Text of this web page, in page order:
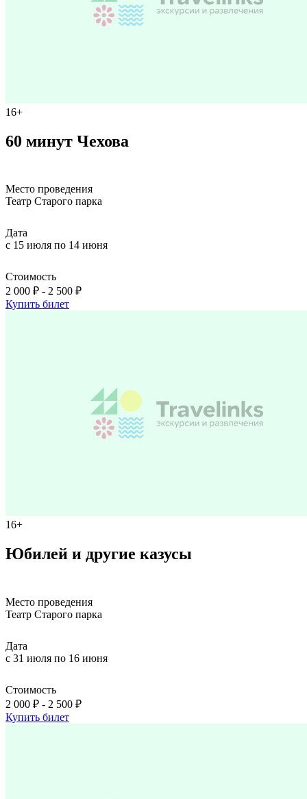
16+
60 минут Чехова
Место проведения
Театр Старого паркa
Дата
с 15 июля по 14 июня
Стоимость
2 000 ₽ - 2 500 ₽
Купить билет
16+
Юбилей и другие казусы
Место проведения
Театр Старого паркa
Дата
с 31 июля по 16 июня
Стоимость
2 000 ₽ - 2 500 ₽
Купить билет